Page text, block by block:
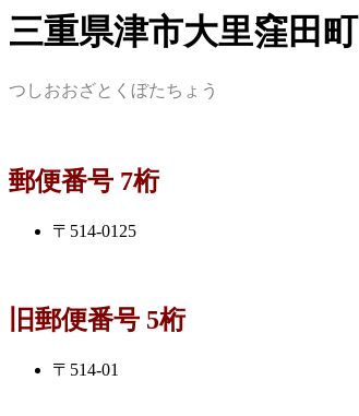
三重県津市大里窪田町
つしおおざとくぼたちょう
郵便番号 7桁
〒514-0125
旧郵便番号 5桁
〒514-01